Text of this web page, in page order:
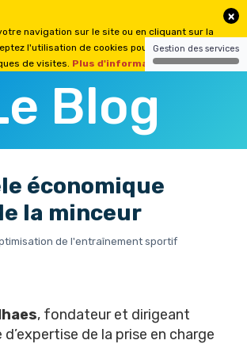
Blog
économique
la minceur
de l'entraînement sportif
, fondateur et dirigeant
d’expertise de la prise en charge